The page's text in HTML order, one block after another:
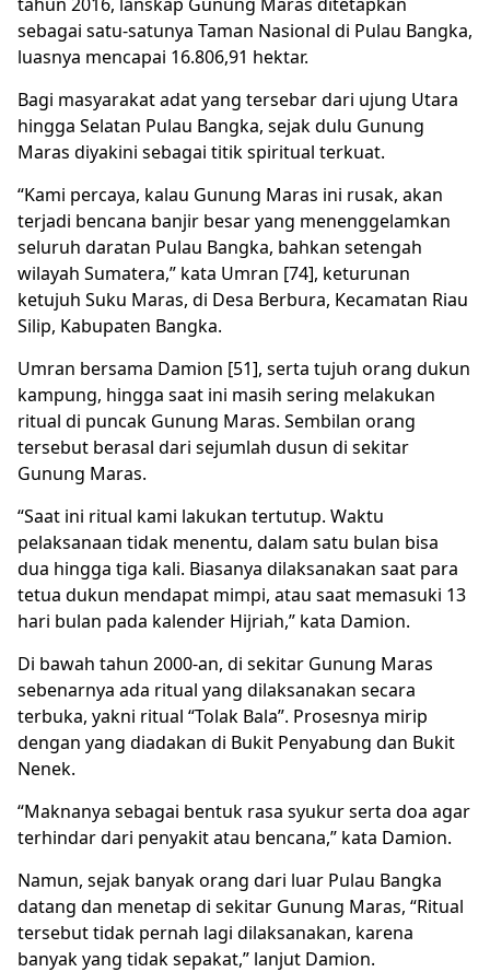
sebagai satu-satunya Taman Nasional di Pulau Bangka,
luasnya mencapai 16.806,91 hektar.
Bagi masyarakat adat yang tersebar dari ujung Utara
hingga Selatan Pulau Bangka, sejak dulu Gunung
Maras diyakini sebagai titik spiritual terkuat.
“Kami percaya, kalau Gunung Maras ini rusak, akan
terjadi bencana banjir besar yang menenggelamkan
seluruh daratan Pulau Bangka, bahkan setengah
wilayah Sumatera,” kata Umran [74], keturunan
ketujuh Suku Maras, di Desa Berbura, Kecamatan Riau
Silip, Kabupaten Bangka.
Umran bersama Damion [51], serta tujuh orang dukun
kampung, hingga saat ini masih sering melakukan
ritual di puncak Gunung Maras. Sembilan orang
tersebut berasal dari sejumlah dusun di sekitar
Gunung Maras.
“Saat ini ritual kami lakukan tertutup. Waktu
pelaksanaan tidak menentu, dalam satu bulan bisa
dua hingga tiga kali. Biasanya dilaksanakan saat para
tetua dukun mendapat mimpi, atau saat memasuki 13
hari bulan pada kalender Hijriah,” kata Damion.
Di bawah tahun 2000-an, di sekitar Gunung Maras
sebenarnya ada ritual yang dilaksanakan secara
terbuka, yakni ritual “Tolak Bala”. Prosesnya mirip
dengan yang diadakan di Bukit Penyabung dan Bukit
Nenek.
“Maknanya sebagai bentuk rasa syukur serta doa agar
terhindar dari penyakit atau bencana,” kata Damion.
Namun, sejak banyak orang dari luar Pulau Bangka
datang dan menetap di sekitar Gunung Maras, “Ritual
tersebut tidak pernah lagi dilaksanakan, karena
banyak yang tidak sepakat,” lanjut Damion.